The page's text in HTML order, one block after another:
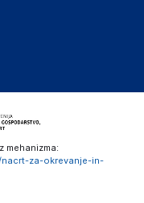
mehanizma:
za-okrevanje-in-